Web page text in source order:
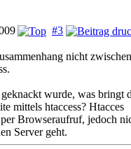
#3
nicht zwischen
wurde, was bringt
mittels htaccess? Htacces
Browseraufruf, jedoch
Server geht.